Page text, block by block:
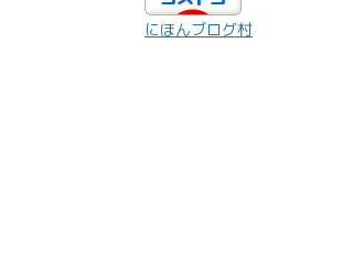
にほんブログ村